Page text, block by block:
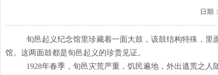
日期
旬邑起义纪念馆里珍藏着一面大鼓，该鼓结构特殊，
馆。这两面鼓都是旬邑起义的珍贵见证。
1928年春季，旬邑灾荒严重，饥民遍地，外出逃荒之